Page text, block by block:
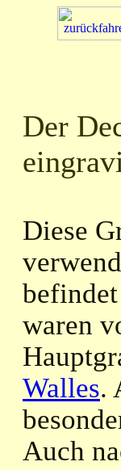
Der
Diese
waren
Walles.
Auch